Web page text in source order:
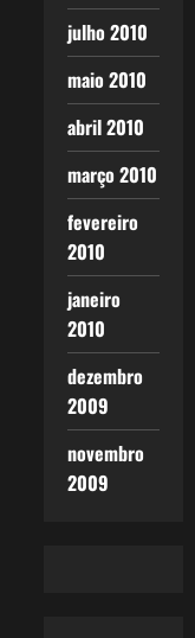
julho 2010
maio 2010
abril 2010
março 2010
fevereiro
2010
janeiro
2010
dezembro
2009
novembro
2009